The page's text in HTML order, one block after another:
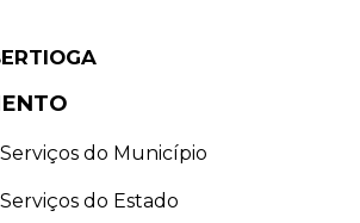
do Município
do Estado